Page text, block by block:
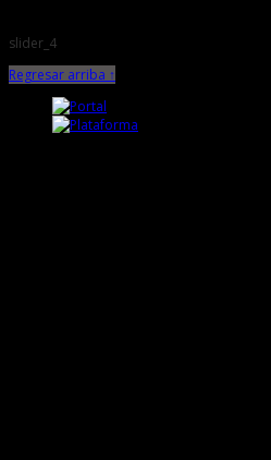
slider_4
Regresar arriba ↑